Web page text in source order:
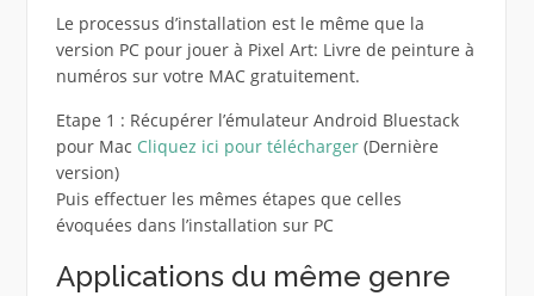
Le processus d’installation est le même que la
version PC pour jouer à Pixel Art: Livre de peinture à
numéros sur votre MAC gratuitement.
Etape 1 : Récupérer l’émulateur Android Bluestack
pour Mac Cliquez ici pour télécharger(Dernière
version)
Puis effectuer les mêmes étapes que celles
évoquées dans l’installation sur PC
Applications du même genre